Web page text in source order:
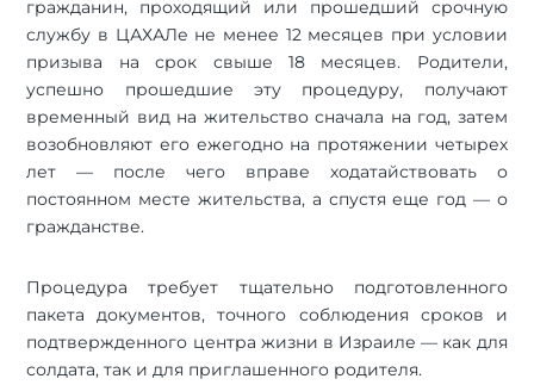
гражданин, проходящий или прошедший срочную
службу в ЦАХАЛе не менее 12 месяцев при условии
призыва на срок свыше 18 месяцев. Родители,
успешно прошедшие эту процедуру, получают
временный вид на жительство сначала на год, затем
возобновляют его ежегодно на протяжении четырех
лет — после чего вправе ходатайствовать о
постоянном месте жительства, а спустя еще год — о
гражданстве.
Процедура требует тщательно подготовленного
пакета документов, точного соблюдения сроков и
подтвержденного центра жизни в Израиле — как для
солдата, так и для приглашенного родителя.